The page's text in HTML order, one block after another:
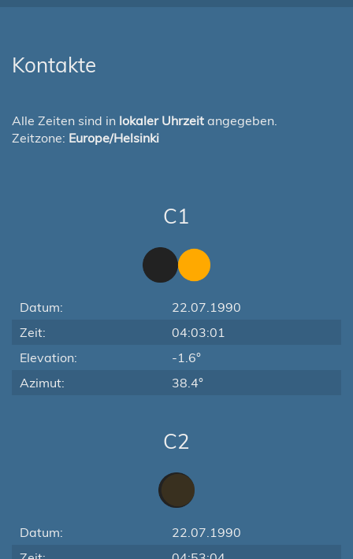
Kontakte
Alle Zeiten sind in lokaler Uhrzeit angegeben.
Zeitzone: Europe/Helsinki
C1
Datum:
22.07.1990
Zeit:
04:03:01
Elevation:
-1.6°
Azimut:
38.4°
C2
Datum:
22.07.1990